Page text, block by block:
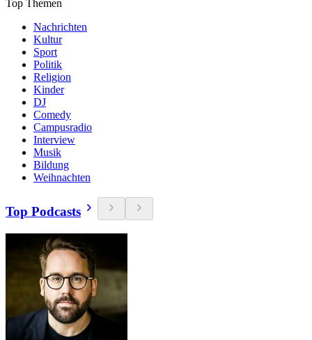
Top Themen
Nachrichten
Kultur
Sport
Politik
Religion
Kinder
DJ
Comedy
Campusradio
Interview
Musik
Bildung
Weihnachten
Top Podcasts